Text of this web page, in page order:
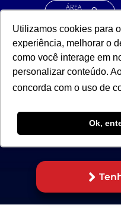
Utilizamos cookies para
experiência, melhorar o
como você interage em
personalizar conteúdo.
concorda com o uso de
Ok,
ÁREA
Especial